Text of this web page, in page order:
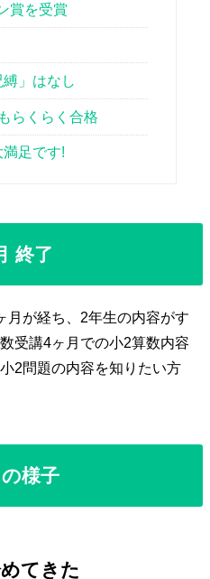
賞を受賞
縛」はなし
らくらく合格
足です!
終了
月が経ち、2年生の内容がす
受講4ヶ月での小2算数内容
2問題の内容を知りたい方
様子
てきた